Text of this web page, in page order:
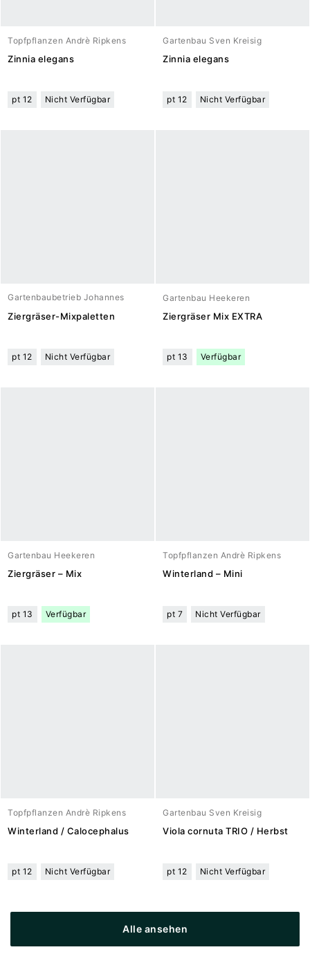
Topfpflanzen Andrè Ripkens
Zinnia elegans
pt 12 Nicht Verfügbar
Gartenbau Sven Kreisig
Zinnia elegans
pt 12 Nicht Verfügbar
Gartenbaubetrieb Johannes
Meuwesen
Ziergräser-Mixpaletten
pt 12 Nicht Verfügbar
Gartenbau Heekeren
Ziergräser Mix EXTRA
pt 13 Verfügbar
Gartenbau Heekeren
Ziergräser – Mix
pt 13 Verfügbar
Topfpflanzen Andrè Ripkens
Winterland – Mini
pt 7 Nicht Verfügbar
Topfpflanzen Andrè Ripkens
Winterland / Calocephalus
pt 12 Nicht Verfügbar
Gartenbau Sven Kreisig
Viola cornuta TRIO / Herbst
pt 12 Nicht Verfügbar
Alle ansehen